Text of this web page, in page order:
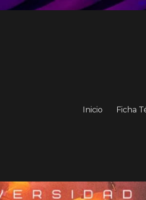
Inicio Ficha